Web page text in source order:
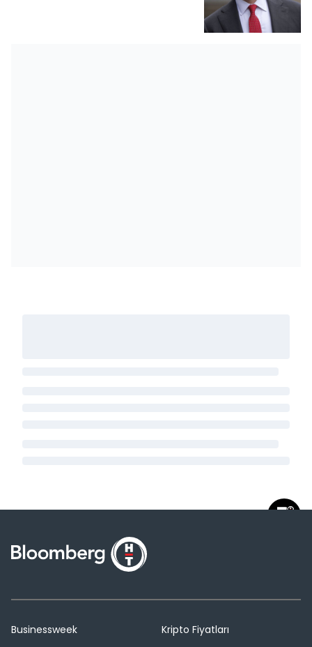
Businessweek
Kripto Fiyatları